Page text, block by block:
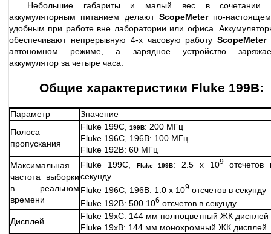
Небольшие габариты и малый вес в сочетании
аккумуляторным питанием делают ScopeMeterпо-
удобным при работе вне лаборатории или офиса.
обеспечивают непрерывную 4-х часовую работуScopeMeter
автономном режиме, а зарядное устройство
аккумулятор за четыре часа.
Общие характеристики Fluke 199B:
Параметр
Значение
Полоса
пропускания
Fluke 199C, 199B: 200 МГц
Fluke 196C, 196B: 100 МГц
Fluke 192B: 60 МГц
Максимальная
частота выборки
в реальном
времени
Fluke 199C, Fluke 199B: 2.5 х 109отсчетов
секунду
Fluke 196C, 196B: 1.0 х 109 отсчетов в секунду
Fluke 192B: 500 106 отсчетов в секунду
Дисплей
Fluke 19xC: 144 мм полноцветный ЖК дисплей
Fluke 19xB: 144 мм монохромный ЖК дисплей